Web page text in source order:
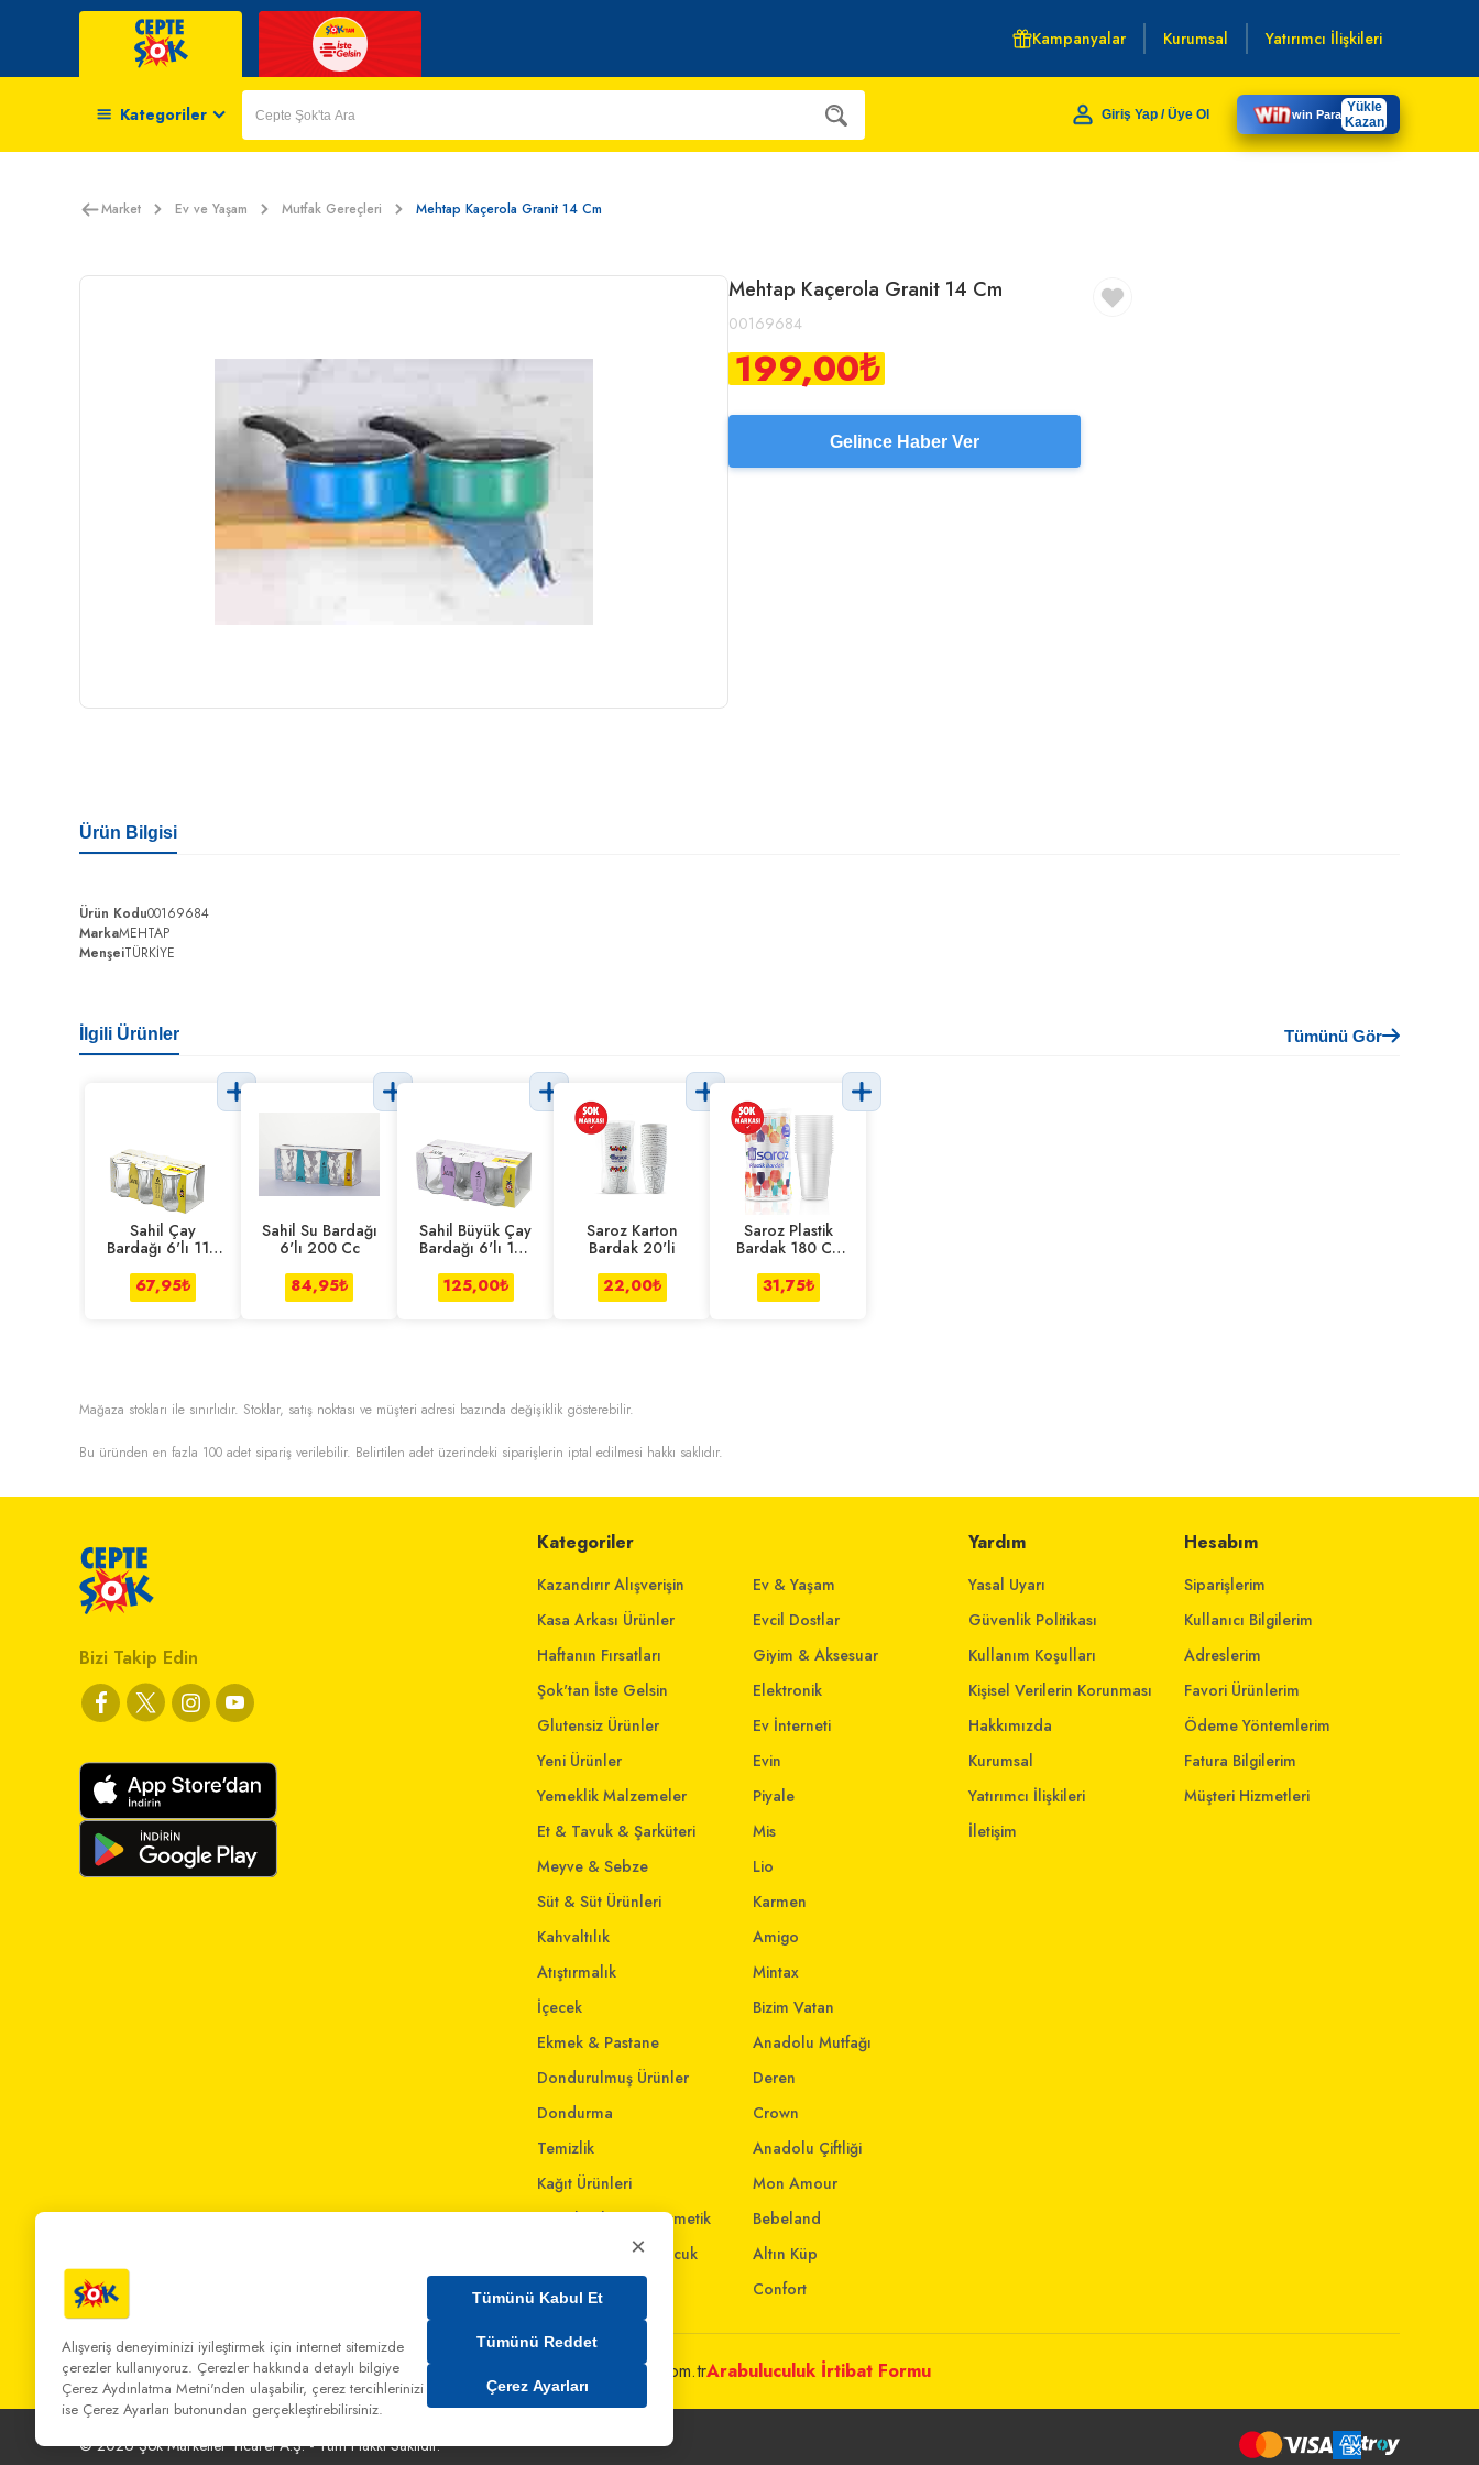
Kampanyalar Kurumsal Yatırımcı İlişkileri
Kategoriler Giriş Yap / Üye Ol win Para Yükle
Kazan
Market Ev ve Yaşam Mutfak Gereçleri Mehtap Kaçerola Granit 14 Cm
Mehtap Kaçerola Granit 14 Cm
00169684
199,00₺
Gelince Haber Ver
Ürün Bilgisi
Ürün Kodu00169684
MarkaMEHTAP
MenşeiTÜRKİYE
İlgili Ürünler Tümünü Gör
Sahil Çay
Bardağı 6'lı 110
67,95₺
Sahil Su Bardağı
6'lı 200 Cc
84,95₺
Sahil Büyük Çay
Bardağı 6'lı 165
125,00₺
Saroz Karton
Bardak 20'li
22,00₺
Saroz Plastik
Bardak 180 Cc
31,75₺
Mağaza stokları ile sınırlıdır. Stoklar, satış noktası ve müşteri adresi bazında değişiklik gösterebilir.
Bu üründen en fazla 100 adet sipariş verilebilir. Belirtilen adet üzerindeki siparişlerin iptal edilmesi hakkı saklıdır.
Bizi Takip Edin
Kategoriler
Kazandırır Alışverişin
Kasa Arkası Ürünler
Haftanın Fırsatları
Şok'tan İste Gelsin
Glutensiz Ürünler
Yeni Ürünler
Yemeklik Malzemeler
Et & Tavuk & Şarküteri
Meyve & Sebze
Süt & Süt Ürünleri
Kahvaltılık
Atıştırmalık
İçecek
Ekmek & Pastane
Dondurulmuş Ürünler
Dondurma
Temizlik
Kağıt Ürünleri
Kişisel Bakım & Kozmetik
Anne - Bebek & Çocuk
Oyuncak
Ev & Yaşam
Evcil Dostlar
Giyim & Aksesuar
Elektronik
Ev İnterneti
Evin
Piyale
Mis
Lio
Karmen
Amigo
Mintax
Bizim Vatan
Anadolu Mutfağı
Deren
Crown
Anadolu Çiftliği
Mon Amour
Bebeland
Altın Küp
Confort
Yardım
Yasal Uyarı
Güvenlik Politikası
Kullanım Koşulları
Kişisel Verilerin Korunması
Hakkımızda
Kurumsal
Yatırımcı İlişkileri
İletişim
Hesabım
Siparişlerim
Kullanıcı Bilgilerim
Adreslerim
Favori Ürünlerim
Ödeme Yöntemlerim
Fatura Bilgilerim
Müşteri Hizmetleri
Bizi Arayın:0 850 808 00 00Bize Yazın: musterihizmetleri@mim.sokmarket.com.trArabuluculuk İrtibat Formu
©2026Şok Marketler Ticaret A.Ş. - Tüm Hakkı Saklıdır.
×
Alışveriş deneyiminizi iyileştirmek için internet sitemizde
çerezler kullanıyoruz. Çerezler hakkında detaylı bilgiye
Çerez Aydınlatma Metni'nden ulaşabilir, çerez tercihlerinizi
ise Çerez Ayarları butonundan gerçekleştirebilirsiniz.
Tümünü Kabul Et
Tümünü Reddet
Çerez Ayarları